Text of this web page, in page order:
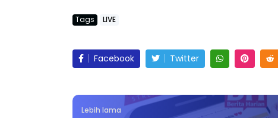
Tags LIVE
Facebook Twitter
Lebih lama